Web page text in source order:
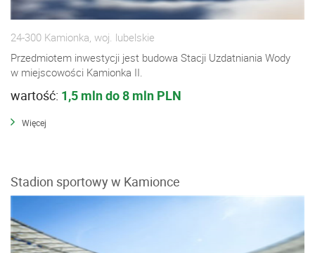
24-300 Kamionka, woj. lubelskie
Przedmiotem inwestycji jest budowa Stacji Uzdatniania Wody
w miejscowości Kamionka II.
wartość: 1,5 mln do 8 mln PLN
Więcej
Stadion sportowy w Kamionce